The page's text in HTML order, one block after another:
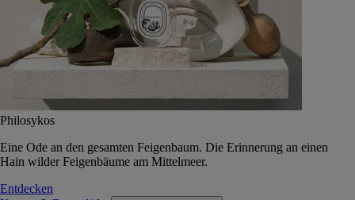
Philosykos
Eine Ode an den gesamten Feigenbaum. Die Erinnerung an einen
Hain wilder Feigenbäume am Mittelmeer.
Entdecken